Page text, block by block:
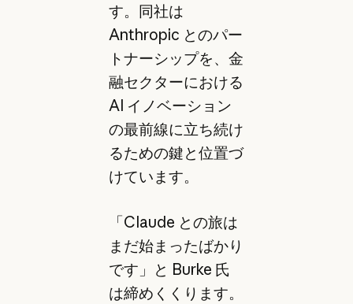
す。同社は
Anthropic とのパー
トナーシップを、金
融セクターにおける
AI イノベーション
の最前線に立ち続け
るための鍵と位置づ
けています。
「Claude との旅は
まだ始まったばかり
です」と Burke 氏
は締めくくります。